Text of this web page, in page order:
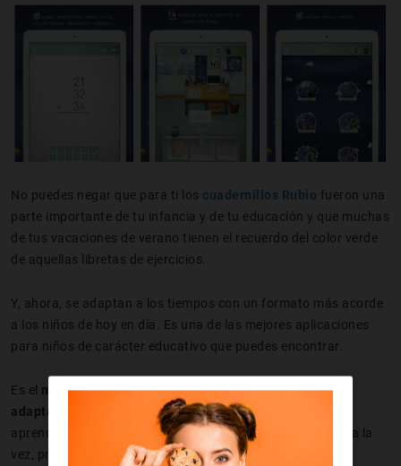
No puedes negar que para ti los cuadernillos Rubio fueron una
parte importante de tu infancia y de tu educación y que muchas
de tus vacaciones de verano tienen el recuerdo del color verde
de aquellas libretas de ejercicios.
Y, ahora, se adaptan a los tiempos con un formato más acorde
a los niños de hoy en día. Es una de las mejores aplicaciones
para niños de carácter educativo que puedes encontrar.
Es el método clásico de escritura y matemáticas pero
adaptado a un formato digitalpara que tus hijos puedan
aprender a través de la tablet, de una manera divertida y, a la
vez, práctica.